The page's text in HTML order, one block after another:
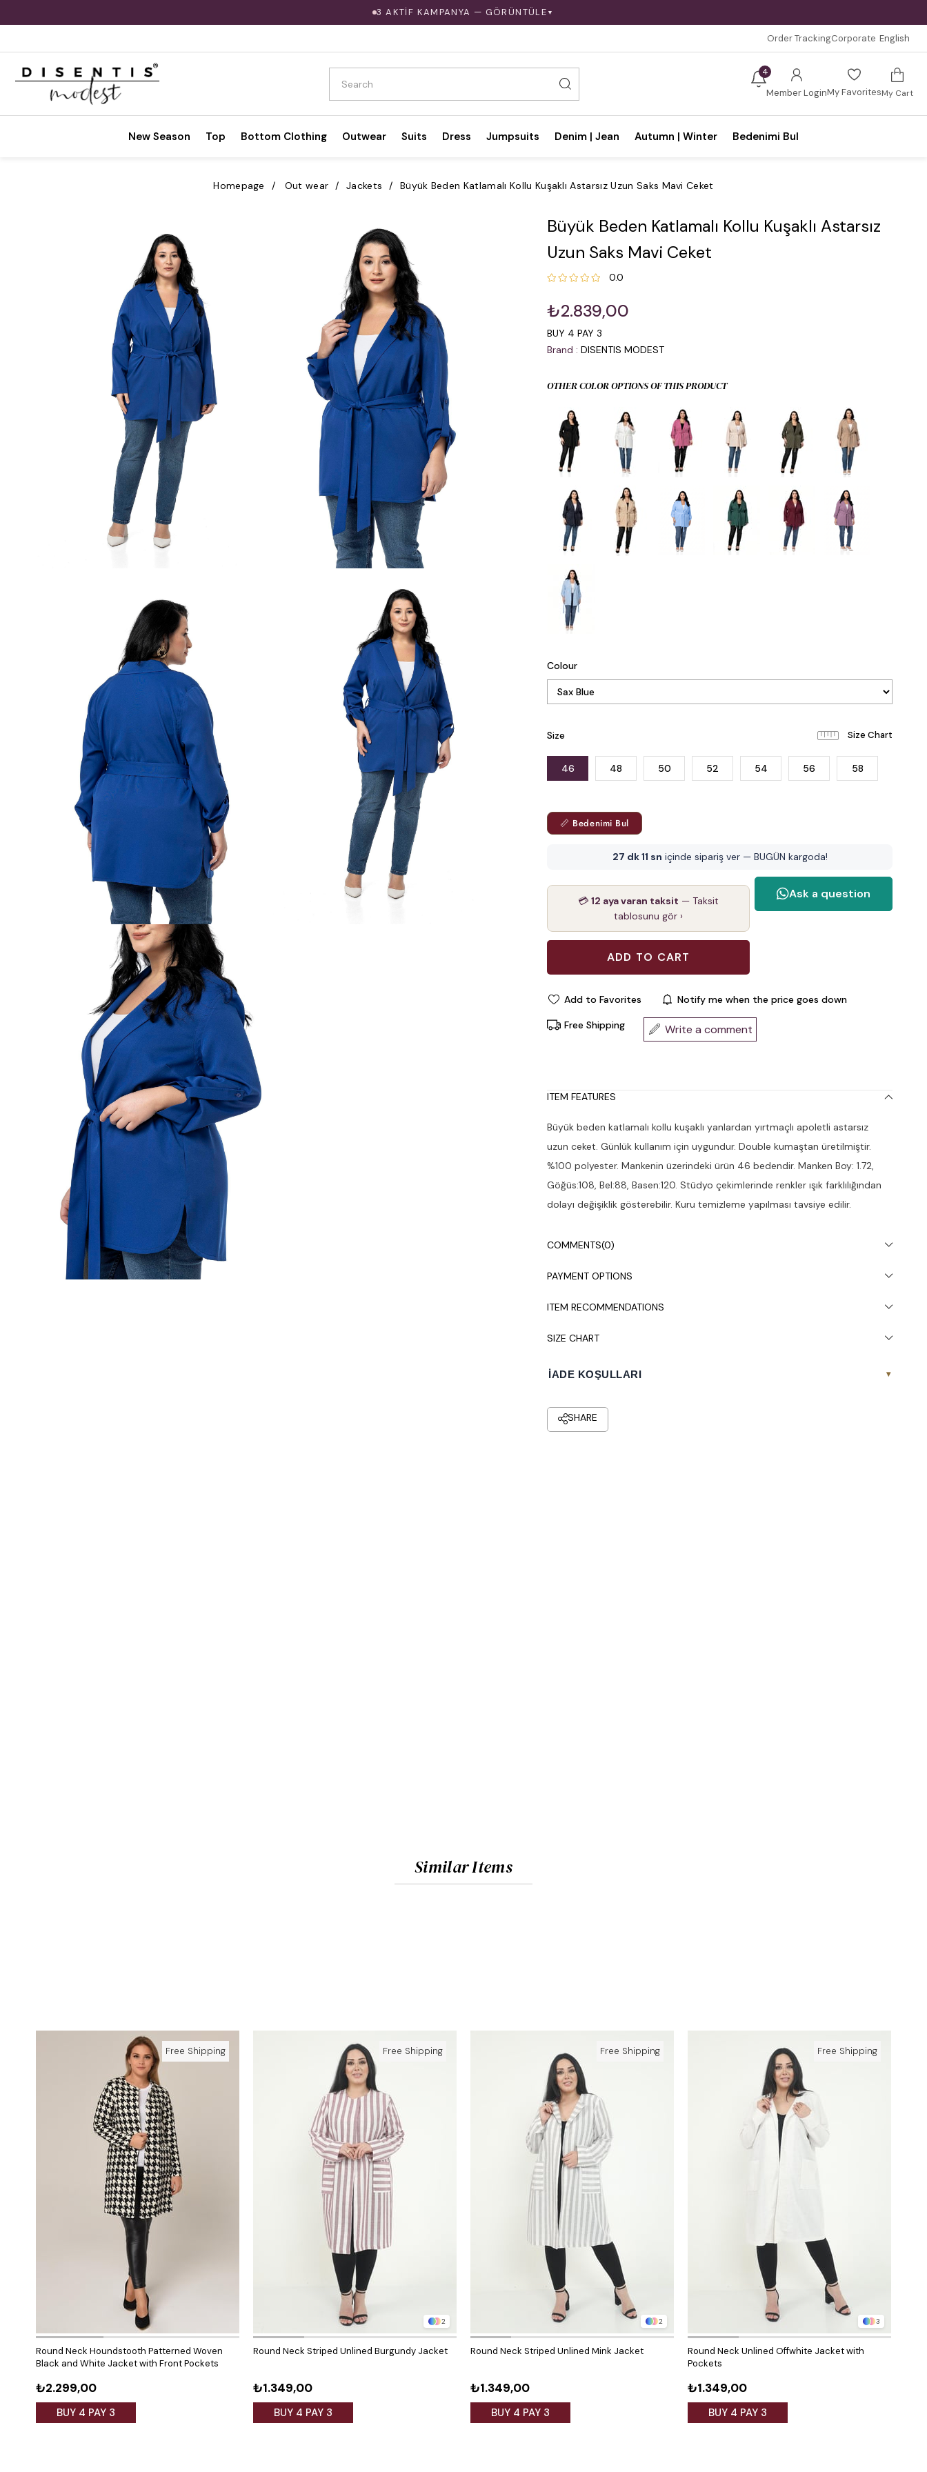
3 AKTİF KAMPANYA — GÖRÜNTÜLE ▼
Order TrackingCorporate English
4
Member LoginMy FavoritesMy Cart
New Season Top Bottom Clothing Outwear Suits Dress Jumpsuits Denim | Jean Autumn | Winter Bedenimi Bul
Homepage Out wear Jackets Büyük Beden Katlamalı Kollu Kuşaklı Astarsız Uzun Saks Mavi Ceket
Büyük Beden Katlamalı Kollu Kuşaklı Astarsız
Uzun Saks Mavi Ceket
0.0
₺2.839,00
BUY 4 PAY 3
Brand : DISENTIS MODEST
OTHER COLOR OPTIONS OF THIS PRODUCT
Colour
Size
46 48 50 52 54 56 58
📏 Bedenimi Bul
27 dk 09 sniçinde sipariş ver — BUGÜN kargoda!
💳12 aya varan taksit — Taksit
tablosunu gör ›
Add to Favorites Notify me when the price goes down
Free Shipping Write a comment
ITEM FEATURES
Büyük beden katlamalı kollu kuşaklı yanlardan yırtmaçlı apoletli astarsız
uzun ceket. Günlük kullanım için uygundur. Double kumaştan üretilmiştir.
%100 polyester. Mankenin üzerindeki ürün 46 bedendir. Manken Boy: 1.72,
Göğüs:108, Bel:88, Basen:120. Stüdyo çekimlerinde renkler ışık farklılığından
dolayı değişiklik gösterebilir. Kuru temizleme yapılması tavsiye edilir.
COMMENTS(0)
PAYMENT OPTIONS
ITEM RECOMMENDATIONS
SIZE CHART
İADE KOŞULLARI ▾
Similar Items
Round Neck Houndstooth Patterned Woven
Black and White Jacket with Front Pockets
₺2.299,00
BUY 4 PAY 3
Free Shipping
2
Round Neck Striped Unlined Burgundy Jacket
₺1.349,00
BUY 4 PAY 3
Free Shipping
2
Round Neck Striped Unlined Mink Jacket
₺1.349,00
BUY 4 PAY 3
Free Shipping
3
Round Neck Unlined Offwhite Jacket with
Pockets
₺1.349,00
BUY 4 PAY 3
Free Shipping